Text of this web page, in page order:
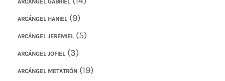
ARCÁNGEL HANIEL (9)
ARCÁNGEL JEREMIEL (5)
ARCÁNGEL JOFIEL (3)
ARCÁNGEL METATRÓN (19)